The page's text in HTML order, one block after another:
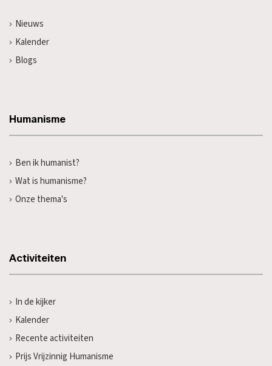
Nieuws
Kalender
Blogs
Humanisme
Ben ik humanist?
Wat is humanisme?
Onze thema's
Activiteiten
In de kijker
Kalender
Recente activiteiten
Prijs Vrijzinnig Humanisme